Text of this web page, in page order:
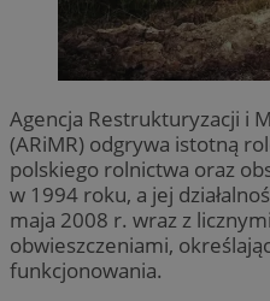
Agencja Restrukturyzacji i
(ARiMR) odgrywa istotną
polskiego rolnictwa oraz
w 1994 roku, a jej
maja 2008 r. wraz z
obwieszczeniami,
funkcjonowania.